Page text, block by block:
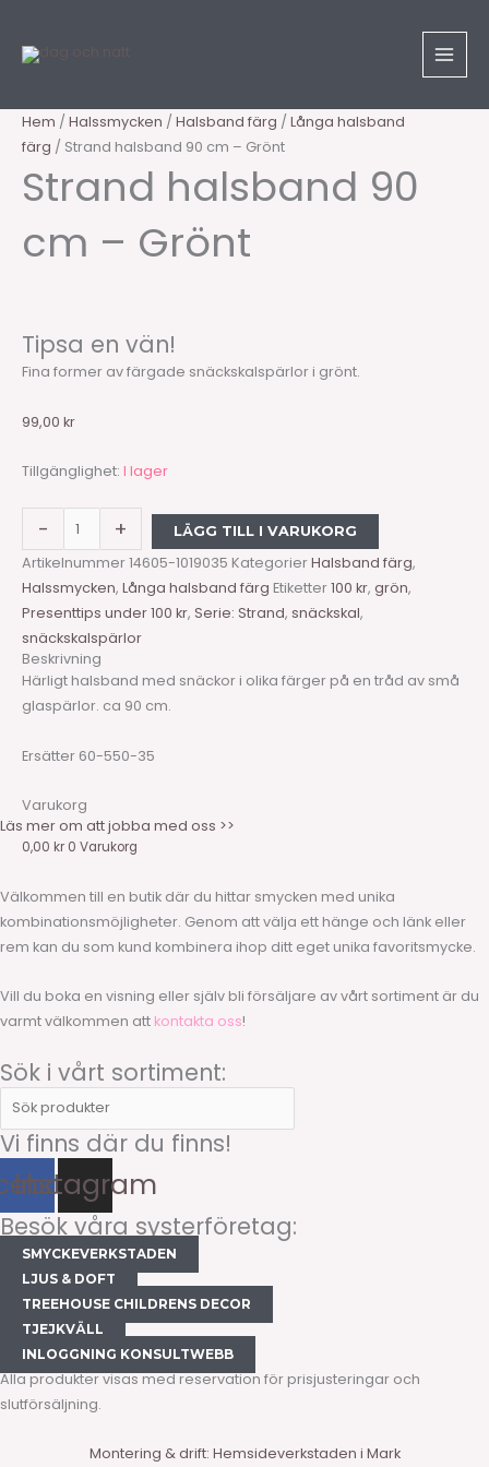
innehåll
Hem / Halssmycken / Halsband färg / Långa halsband
färg / Strand halsband 90 cm – Grönt
Strand halsband 90
cm – Grönt
Tipsa en vän!
Fina former av färgade snäckskalspärlor i grönt.
99,00 kr
Tillgänglighet: I lager
-
90
-
Grönt
+ LÄGG TILL I VARUKORG
Artikelnummer14605-1019035 KategorierHalsband färg,
Halssmycken, Långa halsband färg Etiketter100 kr, grön,
Presenttips under 100 kr, Serie: Strand, snäckskal,
snäckskalspärlor
Beskrivning
Härligt halsband med snäckor i olika färger på en tråd av små
glaspärlor. ca 90 cm.
Ersätter 60-550-35
Varukorg
Läs mer om att jobba med oss >>
0,00 kr 0 Varukorg
Välkommen till en butik där du hittar smycken med unika
kombinationsmöjligheter. Genom att välja ett hänge och länk eller
rem kan du som kund kombinera ihop ditt eget unika favoritsmycke.
Vill du boka en visning eller själv bli försäljare av vårt sortiment är du
varmt välkommen att kontakta oss!
Sök i vårt sortiment:
Vi finns där du finns!
Instagram
Besök våra systerföretag:
SMYCKEVERKSTADEN
LJUS & DOFT
TREEHOUSE CHILDRENS DECOR
TJEJKVÄLL
INLOGGNING KONSULTWEBB
Alla produkter visas med reservation för prisjusteringar och
slutförsäljning.
Montering & drift: Hemsideverkstaden i Mark